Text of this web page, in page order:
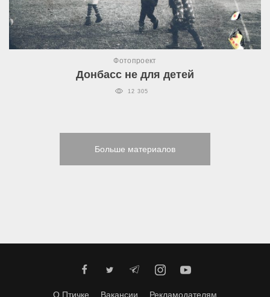
Фотопроект
Донбасс не для детей
12 305
Больше материалов
О Птичке Вакансии Рекламодателям